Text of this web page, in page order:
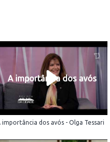
A importância dos avós
importância dos avós - Olga Tessari